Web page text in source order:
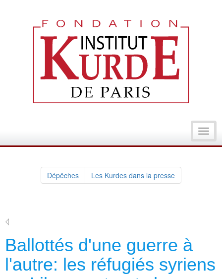
Dépêches Les Kurdes dans la presse
Ballottés d'une guerre à
l'autre: les réfugiés syriens